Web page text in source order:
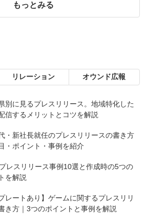
もっとみる
リレーション オウンド広報
別に見るプレスリリース。地域特化した
信するメリットとコツを解説
・新社長就任のプレスリリースの書き方
・ポイント・事例を紹介
レスリリース事例10選と作成時の5つの
を解説
レートあり】ゲームに関するプレスリリ
き方｜3つのポイントと事例を解説